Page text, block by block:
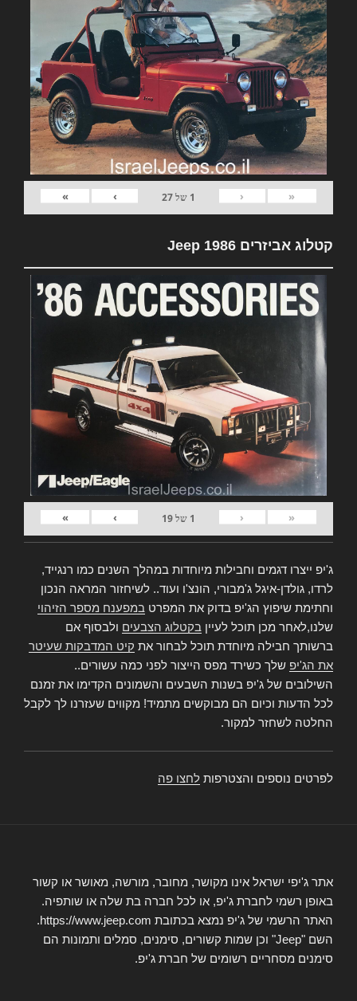
«
‹
1 של27
›
»
קטלוג אביזרים Jeep 1986
«
‹
1 של19
›
»
ג'יפ ייצרו דגמים וחבילות מיוחדות במהלך השנים כמו רנגייד,
לרדו, גולדן-איגל ג'מבורי, הונצ'ו ועוד.. לשיחזור המראה הנכון
וחתימת שיפוץ הג'יפ בדוק את המפרט במפענח מספר הזיהוי
שלנו,לאחר מכן תוכל לעיין בקטלוג הצבעים ולבסוף אם
ברשותך חבילה מיוחדת תוכל לבחור את קיט המדבקות שעיטר
את הג'יפ שלך כשירד מפס הייצור לפני כמה עשורים..
השילובים של ג'יפ בשנות השבעים והשמונים הקדימו את זמנם
לכל הדעות וכיום הם מבוקשים מתמיד! מקווים שעזרנו לך לקבל
החלטה לשחזר למקור.
לפרטים נוספים והצטרפות לחצו פה
אתר ג'יפי ישראל אינו מקושר, מחובר, מורשה, מאושר או קשור
באופן רשמי לחברת ג'יפ, או לכל חברה בת שלה או שותפיה.
האתר הרשמי של ג'יפ נמצא בכתובת https://www.jeep.com.
השם "Jeep" וכן שמות קשורים, סימנים, סמלים ותמונות הם
סימנים מסחריים רשומים של חברת ג'יפ.